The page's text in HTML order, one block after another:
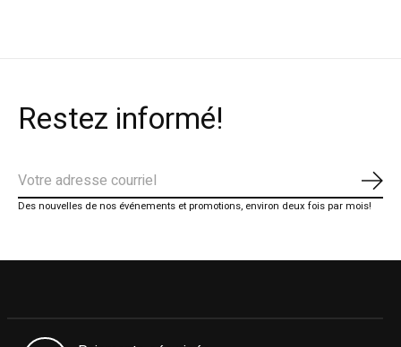
Restez informé!
Des nouvelles de nos événements et promotions, environ deux fois par mois!